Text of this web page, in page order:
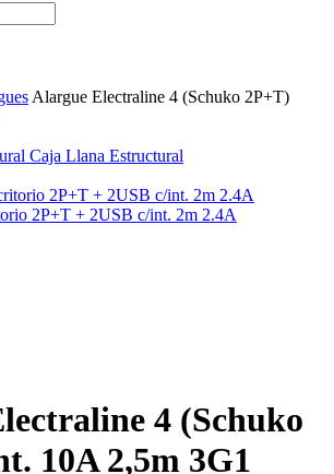
Alargue Electraline 4 (Schuko 2P+T)
Caja Llana Estructural
2P+T + 2USB c/int. 2m 2.4A
4 (Schuko
10A 2,5m 3G1